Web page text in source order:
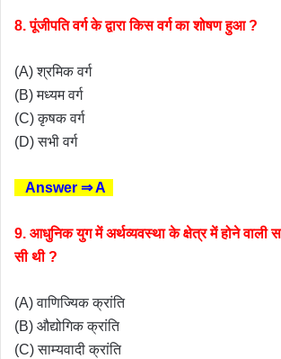
8. पूंजीपति वर्ग के द्वारा किस वर्ग का शोषण हुआ ?
(A) श्रमिक वर्ग
(B) मध्यम वर्ग
(C) कृषक वर्ग
(D) सभी वर्ग
Answer ⇒ A
9. आधुनिक युग में अर्थव्यवस्था के क्षेत्र में होने वाली
सी थी ?
(A) वाणिज्यिक क्रांति
(B) औद्योगिक क्रांति
(C) साम्यवादी क्रांति